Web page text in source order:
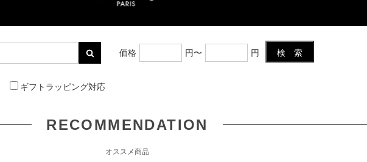
価格 円〜 円 検 索
ギフトラッピング対応
RECOMMENDATION
オススメ商品